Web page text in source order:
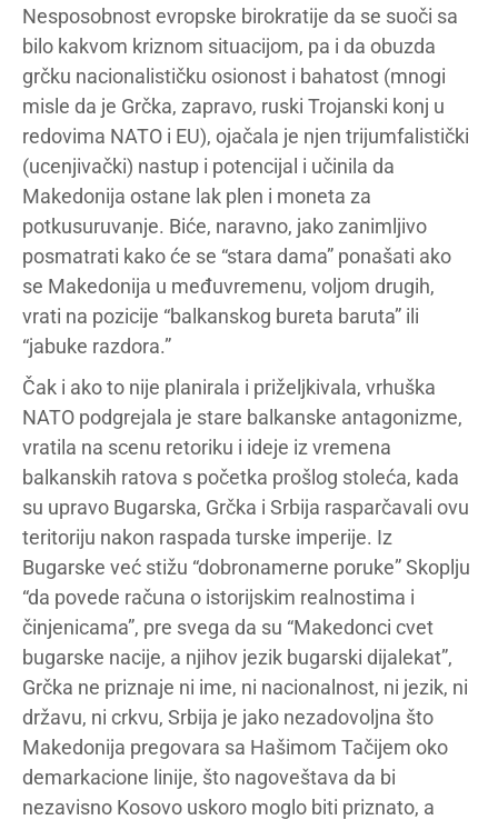
Nesposobnost evropske birokratije da se suoči sa
bilo kakvom kriznom situacijom, pa i da obuzda
grčku nacionalističku osionost i bahatost (mnogi
misle da je Grčka, zapravo, ruski Trojanski konj u
redovima NATO i EU), ojačala je njen trijumfalistički
(ucenjivački) nastup i potencijal i učinila da
Makedonija ostane lak plen i moneta za
potkusuruvanje. Biće, naravno, jako zanimljivo
posmatrati kako će se “stara dama” ponašati ako
se Makedonija u međuvremenu, voljom drugih,
vrati na pozicije “balkanskog bureta baruta” ili
“jabuke razdora.”
Čak i ako to nije planirala i priželjkivala, vrhuška
NATO podgrejala je stare balkanske antagonizme,
vratila na scenu retoriku i ideje iz vremena
balkanskih ratova s početka prošlog stoleća, kada
su upravo Bugarska, Grčka i Srbija rasparčavali ovu
teritoriju nakon raspada turske imperije. Iz
Bugarske već stižu “dobronamerne poruke” Skoplju
“da povede računa o istorijskim realnostima i
činjenicama”, pre svega da su “Makedonci cvet
bugarske nacije, a njihov jezik bugarski dijalekat”,
Grčka ne priznaje ni ime, ni nacionalnost, ni jezik, ni
državu, ni crkvu, Srbija je jako nezadovoljna što
Makedonija pregovara sa Hašimom Tačijem oko
demarkacione linije, što nagoveštava da bi
nezavisno Kosovo uskoro moglo biti priznato, a